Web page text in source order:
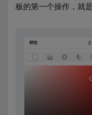
板的第一个操作，就